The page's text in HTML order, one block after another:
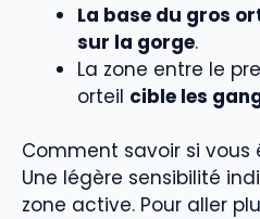
La base du gros
sur la gorge.
La zone entre le
orteil cible les
Comment savoir si vous
Une légère sensibilité
zone active. Pour aller